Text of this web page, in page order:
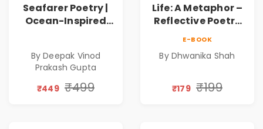
Seafarer Poetry |
Ocean-Inspired
By Deepak Vinod
Prakash Gupta
₹449 ₹499
Life: A Metaphor –
Reflective Poetry
Silence & Self-
Journey Through
E-BOOK
By Dhwanika Shah
₹179 ₹199